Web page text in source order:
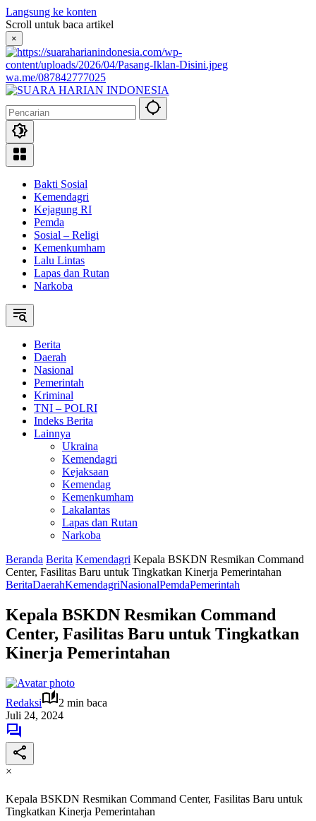
Langsung ke konten
Scroll untuk baca artikel
×
wa.me/087842777025
Bakti Sosial
Kemendagri
Kejagung RI
Pemda
Sosial – Religi
Kemenkumham
Lalu Lintas
Lapas dan Rutan
Narkoba
Berita
Daerah
Nasional
Pemerintah
Kriminal
TNI – POLRI
Indeks Berita
Lainnya
Ukraina
Kemendagri
Kejaksaan
Kemendag
Kemenkumham
Lakalantas
Lapas dan Rutan
Narkoba
Beranda Berita Kemendagri Kepala BSKDN Resmikan Command
Center, Fasilitas Baru untuk Tingkatkan Kinerja Pemerintahan
BeritaDaerahKemendagriNasionalPemdaPemerintah
Kepala BSKDN Resmikan Command
Center, Fasilitas Baru untuk Tingkatkan
Kinerja Pemerintahan
Redaksi
2 min baca
Juli 24, 2024
×
Kepala BSKDN Resmikan Command Center, Fasilitas Baru untuk
Tingkatkan Kinerja Pemerintahan